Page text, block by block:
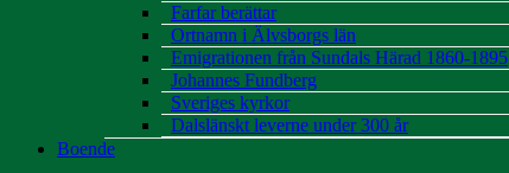
Farfar berättar
Ortnamn i Älvsborgs län
Emigrationen från Sundals Härad 1860-1895
Johannes Fundberg
Sveriges kyrkor
Dalslänskt leverne under 300 år
Boende